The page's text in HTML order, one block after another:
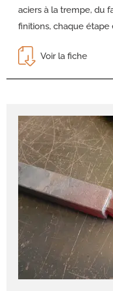
aciers à la trempe, du
finitions, chaque étape
Voir la fiche